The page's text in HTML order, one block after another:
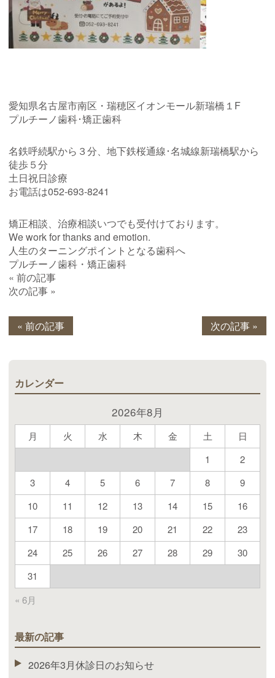
愛知県名古屋市南区・瑞穂区イオンモール新瑞橋１F
プルチーノ歯科･矯正歯科
名鉄呼続駅から３分、地下鉄桜通線･名城線新瑞橋駅から
徒歩５分
土日祝日診療
お電話は052-693-8241
矯正相談、治療相談いつでも受付けております。
We work for thanks and emotion.
人生のターニングポイントとなる歯科へ
プルチーノ歯科・矯正歯科
« 前の記事
次の記事 »
« 前の記事 次の記事 »
カレンダー
2026年8月
月 火 水 木 金 土 日
« 6月
1
2
3
4 5 6 7 8
9
10
11 12 13 14 15
16
17
18 19 20 21 22
23
24
25 26 27 28 29
30
31
最新の記事
2026年3月休診日のお知らせ